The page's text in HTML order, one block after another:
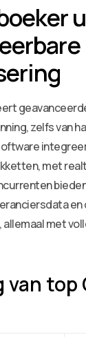
zelfs van
met
met
van top